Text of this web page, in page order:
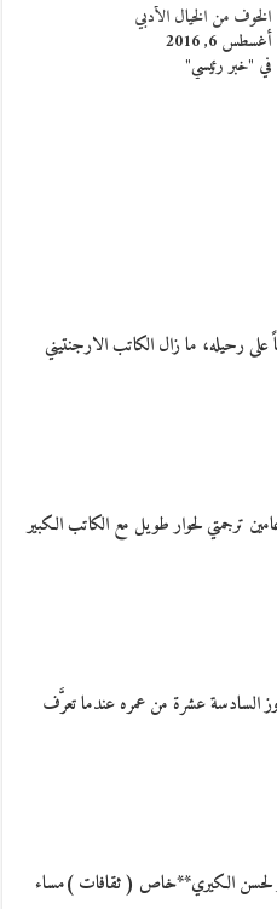
الخوف من الخيال الأدبي
أغسطس 6, 2016
في "خبر رئيسي"
على رحيله، ما زال الكاتب الارجنتيني
ترجمتي لحوار طويل مع الكاتب الكبير
السادسة عشرة من عمره عندما تعرَّف
لحسن الكيري**خاص ( ثقافات )مساء